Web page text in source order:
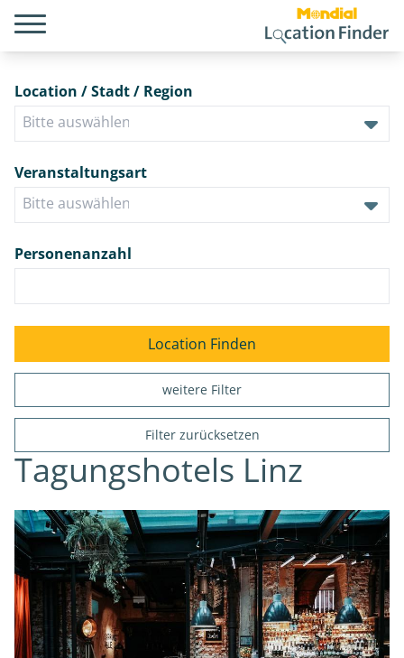
Location / Stadt / Region
Veranstaltungsart
Personenanzahl
weitere Filter
Filter zurücksetzen
Tagungshotels Linz